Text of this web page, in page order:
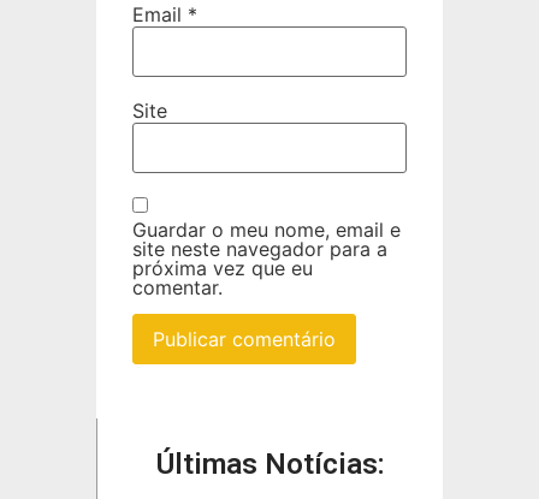
Email *
Site
Guardar o meu nome, email e
site neste navegador para a
próxima vez que eu
comentar.
Últimas Notícias: